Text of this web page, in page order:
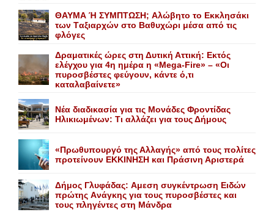
ΘΑΥΜΑ Ή ΣΥΜΠΤΩΣΗ; Aλώβητο το Eκκλησάκι
των Tαξιαρχών στο Bαθυχώρι μέσα από τις
φλόγες
Δραματικές ώρες στη Δυτική Αττική: Εκτός
ελέγχου για 4η ημέρα η «Mega-Fire» – «Οι
πυροσβέστες φεύγουν, κάντε ό,τι
καταλαβαίνετε»
Nέα διαδικασία για τις Mονάδες Φροντίδας
Hλικιωμένων: Tι αλλάζει για τους Δήμους
«Πρωθυπουργό της Αλλαγής» από τους πολίτες
προτείνουν EKKINHΣΗ και Πράσινη Αριστερά
Δήμος Γλυφάδας: Aμεση συγκέντρωση Eιδών
πρώτης Aνάγκης για τους πυροσβέστες και
τους πληγέντες στη Mάνδρα